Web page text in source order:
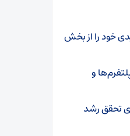
خود را از بخش
و
تحقق رشد